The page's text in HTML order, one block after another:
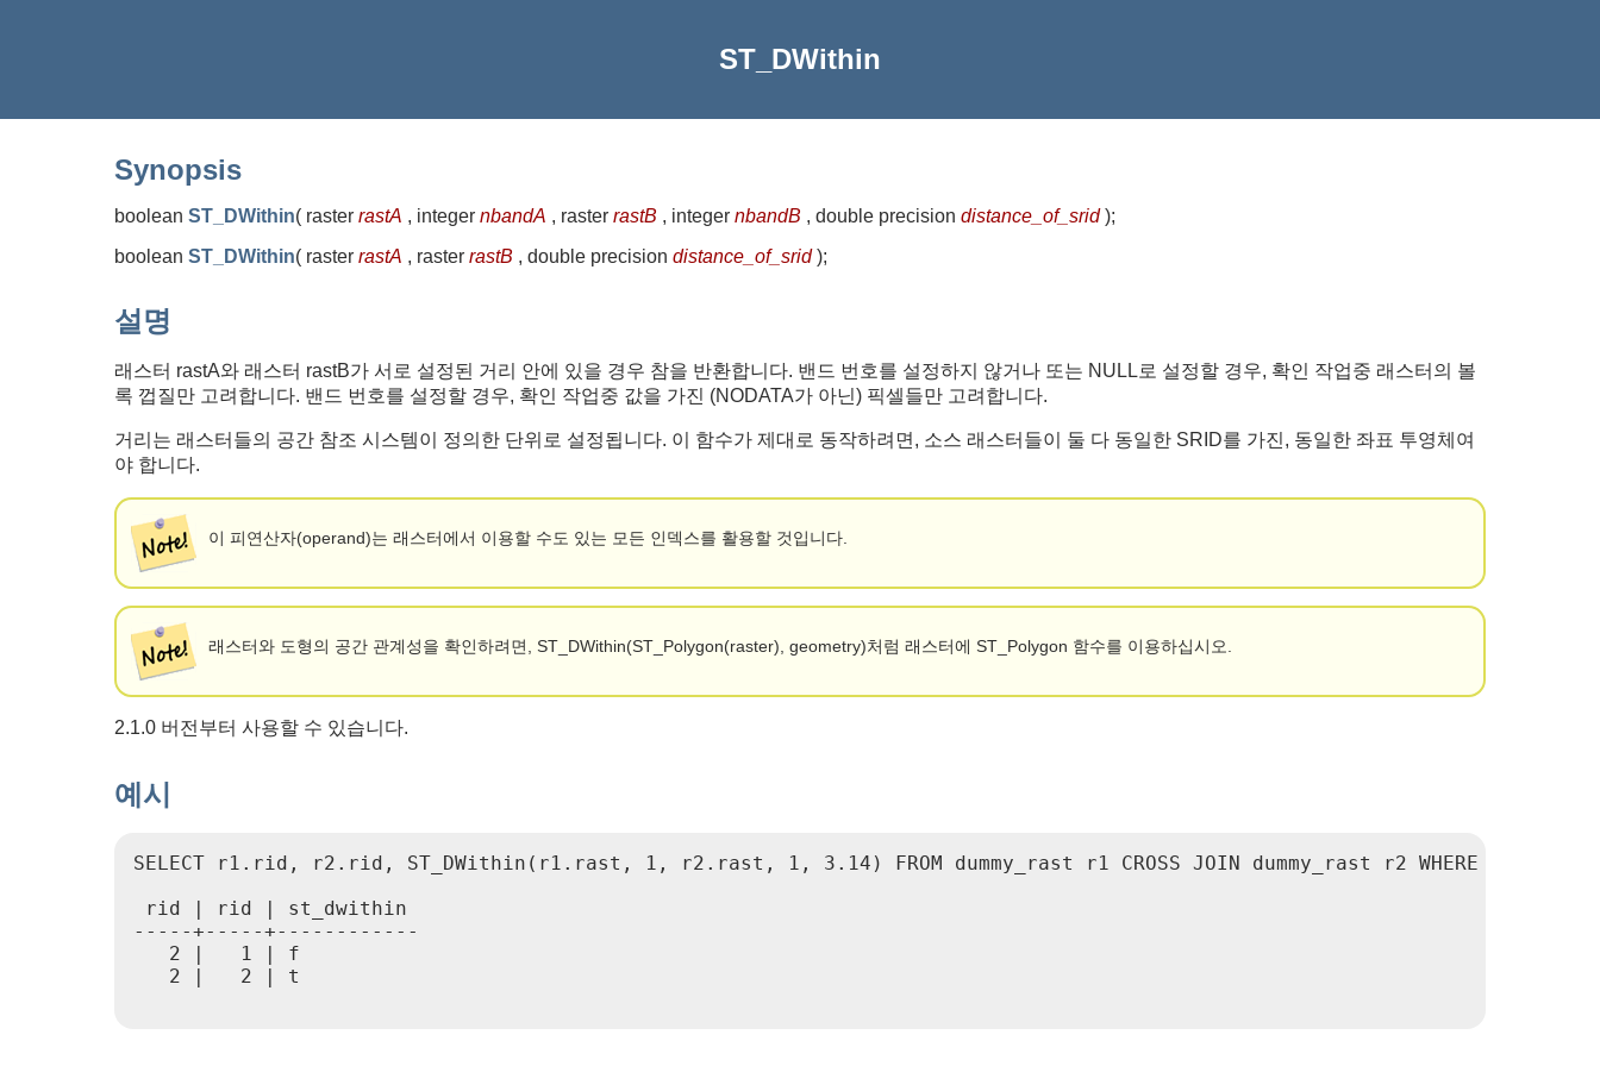
ST_DWithin
Synopsis
boolean ST_DWithin( raster rastA , integer nbandA , raster rastB , integer nbandB , double precision distance_of_srid );
boolean ST_DWithin( raster rastA , raster rastB , double precision distance_of_srid );
설명
래스터 rastA와 래스터 rastB가 서로 설정된 거리 안에 있을 경우 참을 반환합니다. 밴드 번호를 설정하지 않거나 또는 NULL로 설정할 경우, 확인 작업중 래스터의 볼
록 껍질만 고려합니다. 밴드 번호를 설정할 경우, 확인 작업중 값을 가진 (NODATA가 아닌) 픽셀들만 고려합니다.
거리는 래스터들의 공간 참조 시스템이 정의한 단위로 설정됩니다. 이 함수가 제대로 동작하려면, 소스 래스터들이 둘 다 동일한 SRID를 가진, 동일한 좌표 투영체여
야 합니다.
이 피연산자(operand)는 래스터에서 이용할 수도 있는 모든 인덱스를 활용할 것입니다.
래스터와 도형의 공간 관계성을 확인하려면, ST_DWithin(ST_Polygon(raster), geometry)처럼 래스터에 ST_Polygon 함수를 이용하십시오.
2.1.0 버전부터 사용할 수 있습니다.
예시
SELECT r1.rid, r2.rid, ST_DWithin(r1.rast, 1, r2.rast, 1, 3.14) FROM dummy_rast r1 CROSS JOIN dummy_rast r2 WHERE r1.rid =
rid | rid | st_dwithin
-----+-----+------------
   2 |   1 | f
   2 |   2 | t